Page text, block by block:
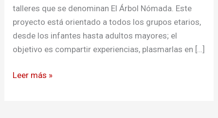
talleres que se denominan El Árbol Nómada. Este
proyecto está orientado a todos los grupos etarios,
desde los infantes hasta adultos mayores; el
objetivo es compartir experiencias, plasmarlas en […]
Leer más »